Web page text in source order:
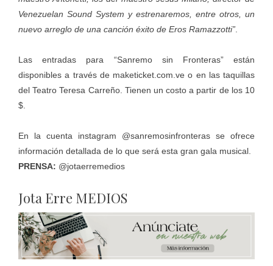
Venezuelan Sound System y estrenaremos, entre otros, un
nuevo arreglo de una canción éxito de Eros Ramazzotti”
Las entradas para “Sanremo sin Fronteras” están
disponibles a través de maketicket.com.ve o en las taquillas
del Teatro Teresa Carreño. Tienen un costo a partir de los 10
$.
En la cuenta instagram @sanremosinfronteras se ofrece
información detallada de lo que será esta gran gala musical.
PRENSA: @jotaerremedios
Jota Erre MEDIOS